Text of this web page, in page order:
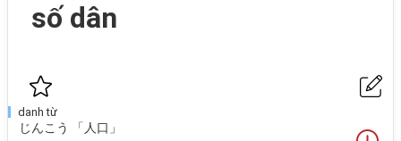
số dân
danh từ
じんこう 「人口」